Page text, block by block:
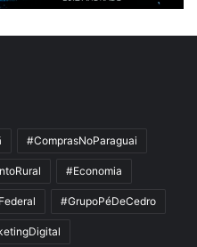
#ComprasNoParaguai
#Economia
#GrupoPéDeCedro